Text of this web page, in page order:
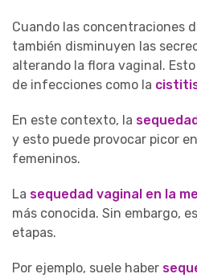
Cuando las concentraciones
también disminuyen las
alterando la flora vaginal.
de infecciones como la
En este contexto, la
y esto puede provocar picor
femeninos.
La sequedad vaginal en la
más conocida. Sin embargo,
etapas.
Por ejemplo, suele haber